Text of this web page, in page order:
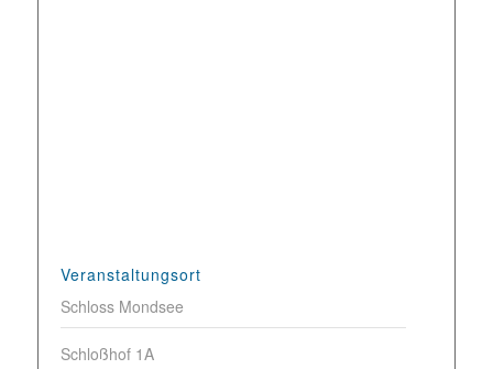
Veranstaltungsort
Schloss Mondsee
Schloßhof 1A